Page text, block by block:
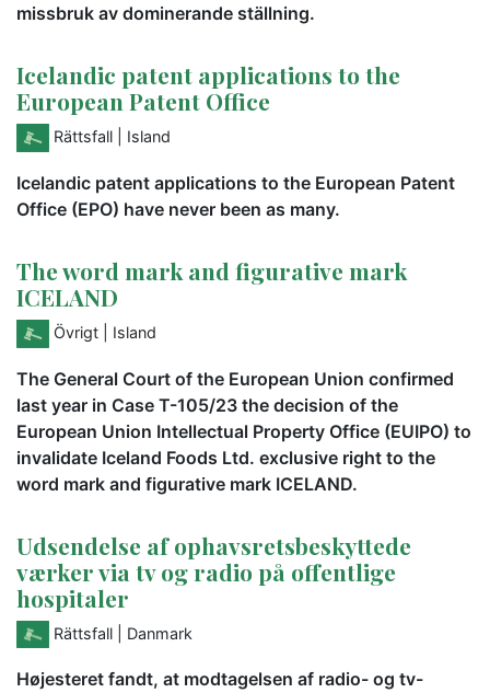
missbruk av dominerande ställning.
Icelandic patent applications to the
European Patent Office
Rättsfall | Island
Icelandic patent applications to the European Patent
Office (EPO) have never been as many.
The word mark and figurative mark
ICELAND
Övrigt | Island
The General Court of the European Union confirmed
last year in Case T-105/23 the decision of the
European Union Intellectual Property Office (EUIPO) to
invalidate Iceland Foods Ltd. exclusive right to the
word mark and figurative mark ICELAND.
Udsendelse af ophavsretsbeskyttede
værker via tv og radio på offentlige
hospitaler
Rättsfall | Danmark
Højesteret fandt, at modtagelsen af radio- og tv-